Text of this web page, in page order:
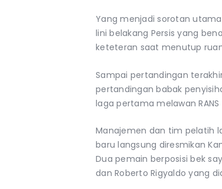
Yang menjadi sorotan
lini belakang Persis yang
keteteran saat menutup
Sampai pertandingan
pertandingan babak
laga pertama melawan
Manajemen dan tim pelatih
baru langsung diresmikan
Dua pemain berposisi bek
dan Roberto Rigyaldo yang